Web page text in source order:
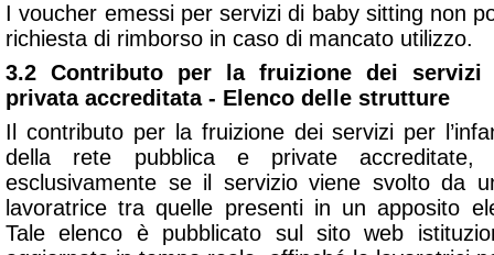
I voucher emessi per servizi di baby sitting non
richiesta di rimborso in caso di mancato utilizzo.
3.2 Contributo per la fruizione dei
privata accreditata - Elenco delle strutture
Il contributo per la fruizione dei servizi per
della rete pubblica e private accreditate,
esclusivamente se il servizio viene svolto da
lavoratrice tra quelle presenti in un apposito
Tale elenco è pubblicato sul sito web